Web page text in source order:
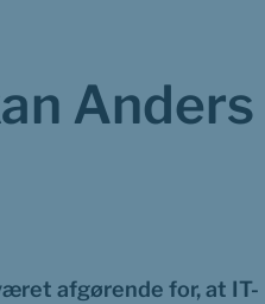
Anders
afgørende for, at IT-